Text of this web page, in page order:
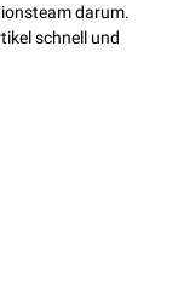
darum.
schnell und